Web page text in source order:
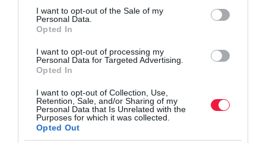
consent section.
I want to opt-out of the Sale of my
Personal Data.
Opted In
I want to opt-out of processing my
Personal Data for Targeted Advertising.
Opted In
I want to opt-out of Collection, Use,
Retention, Sale, and/or Sharing of my
Personal Data that Is Unrelated with the
Purposes for which it was collected.
Opted Out
Ezzel a megállapodással tehát olyan szolgálati idő szerezhető, ami
nem számítható be a Nők40-re jogosító időbe.
6. A passzív (a társadalombiztosítási jogviszony megszűnését
követően folyósított) táppénzen töltött idő.
A 2011. június 30-áig hatályos rendelkezések tették lehetővé az
ilyen táppénz folyósítását.